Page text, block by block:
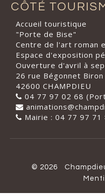
CÔTÉ
Accueil touristique
"Porte de Bise"
Centre de l'art roman
Espace d'exposition
Ouverture d'avril à
26 rue Bégonnet Biron
42600 CHAMPDIEU
04 77 97 02 68
Mairie : 04 77 97
© 2026